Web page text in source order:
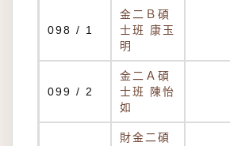
098 / 1
金二Ｂ碩
士班 康玉
明
099 / 2
金二Ａ碩
士班 陳怡
如
財金二碩